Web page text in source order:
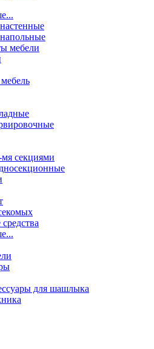
мебели
секциями
для шашлыка